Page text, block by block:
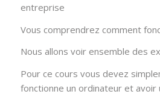
entreprise
Vous comprendrez comment
Nous allons voir ensemble des
Pour ce cours vous devez
fonctionne un ordinateur et avoir